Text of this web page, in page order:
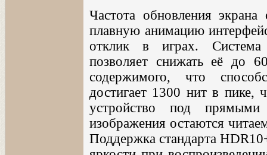
Частота обновления
плавную анимацию
отклик в играх. Система
позволяет снижать её до
содержимого, что
достигает 1300 нит в пике,
устройство под
изображения остаются
Поддержка стандарта